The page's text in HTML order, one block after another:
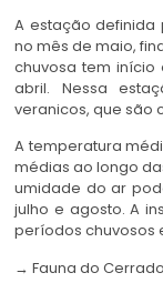
A estação
no mês de maio,
chuvosa tem
abril. Nessa
veranicos, que são
A temperatura
médias ao longo
umidade do ar
julho e agosto. A
períodos chuvosos
→ Fauna do Cerrado